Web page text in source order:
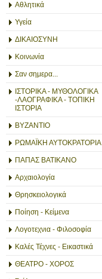
Αθλητικά
Υγεία
ΔΙΚΑΙΟΣΥΝΗ
Κοινωνία
Σαν σημερα...
ΙΣΤΟΡΙΚΑ - ΜΥΘΟΛΟΓΙΚΑ
-ΛΑΟΓΡΑΦΙΚΑ - ΤΟΠΙΚΗ
ΙΣΤΟΡΙΑ
ΒΥΖΑΝΤΙΟ
ΡΩΜΑΪΚΗ ΑΥΤΟΚΡΑΤΟΡΙΑ
ΠΑΠΑΣ ΒΑΤΙΚΑΝΟ
Αρχαιολογία
Θρησκειολογικά
Ποίηση - Κείμενα
Λογοτεχνια - Φιλοσοφία
Καλές Τέχνες - Εικαστικά
ΘΕΑΤΡΟ - ΧΟΡΟΣ